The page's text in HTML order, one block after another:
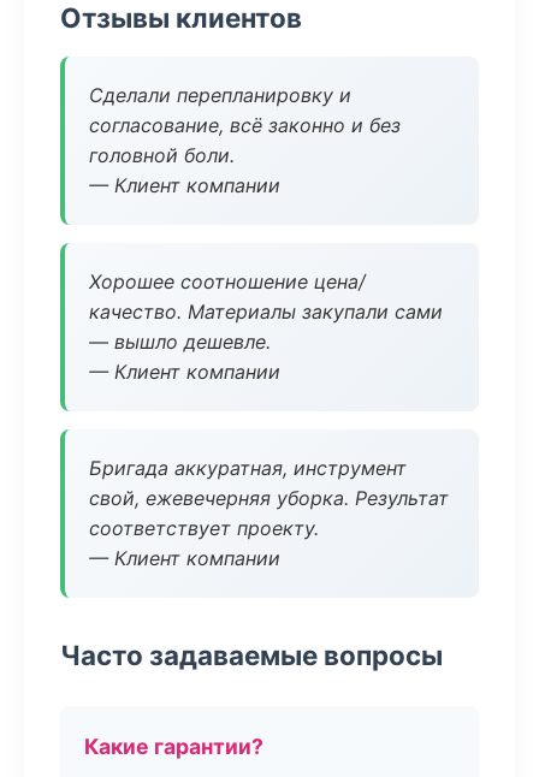
Отзывы клиентов
Сделали перепланировку и
согласование, всё законно и без
головной боли.
— Клиент компании
Хорошее соотношение цена/
качество. Материалы закупали сами
— вышло дешевле.
— Клиент компании
Бригада аккуратная, инструмент
свой, ежевечерняя уборка. Результат
соответствует проекту.
— Клиент компании
Часто задаваемые вопросы
Какие гарантии?